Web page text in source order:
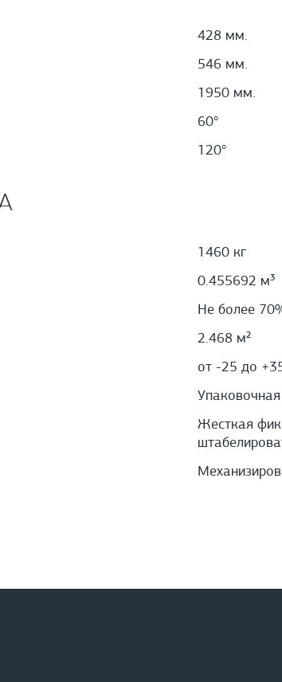
428 мм.
546 мм.
1950 мм.
60°
120°
1460 кг
0.455692 м³
Не более
2.468 м²
от -25 до
Жесткая